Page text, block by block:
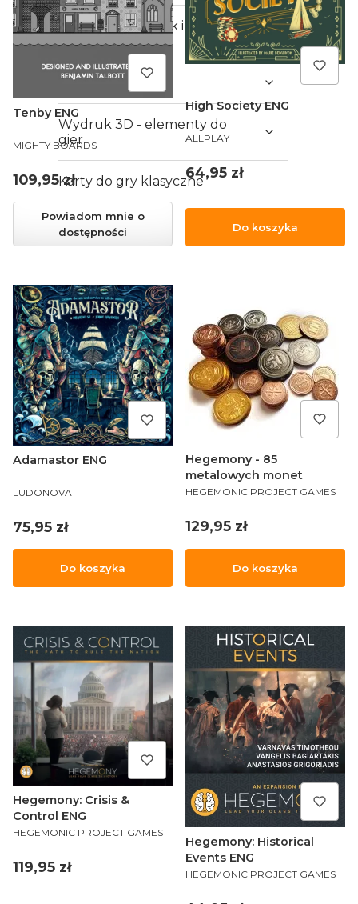
Malowanie figurek i
modelarstwo
Akcesoria
Wydruk 3D - elementy do
gier
Karty do gry klasyczne
Vouchery
Tenby ENG
PRODUCENT
MIGHTY BOARDS
Cena
109,95 zł
Powiadom mnie o
dostępności
High Society ENG
PRODUCENT
ALLPLAY
Cena
64,95 zł
Do koszyka
Adamastor ENG
PRODUCENT
LUDONOVA
Cena
75,95 zł
Do koszyka
Hegemony - 85
metalowych monet
PRODUCENT
HEGEMONIC PROJECT GAMES
Cena
129,95 zł
Do koszyka
Hegemony: Crisis &
Control ENG
PRODUCENT
HEGEMONIC PROJECT GAMES
Cena
119,95 zł
Hegemony: Historical
Events ENG
PRODUCENT
HEGEMONIC PROJECT GAMES